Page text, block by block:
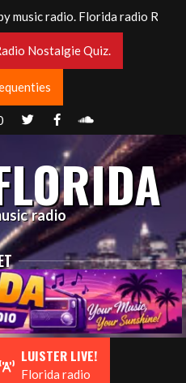
radio. Florida radio
Nostalgie Quiz.
radio
LUISTER LIVE!
Florida radio